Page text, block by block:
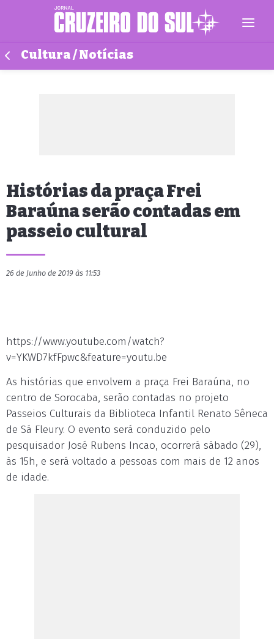
Cultura / Notícias
Histórias da praça Frei
Baraúna serão contadas em
passeio cultural
26 de Junho de 2019 às 11:53
https://www.youtube.com/watch?
v=YKWD7kfFpwc&feature=youtu.be
As histórias que envolvem a praça Frei Baraúna, no
centro de Sorocaba, serão contadas no projeto
Passeios Culturais da Biblioteca Infantil Renato Sêneca
de Sá Fleury. O evento será conduzido pelo
pesquisador José Rubens Incao, ocorrerá sábado (29),
às 15h, e será voltado a pessoas com mais de 12 anos
de idade.